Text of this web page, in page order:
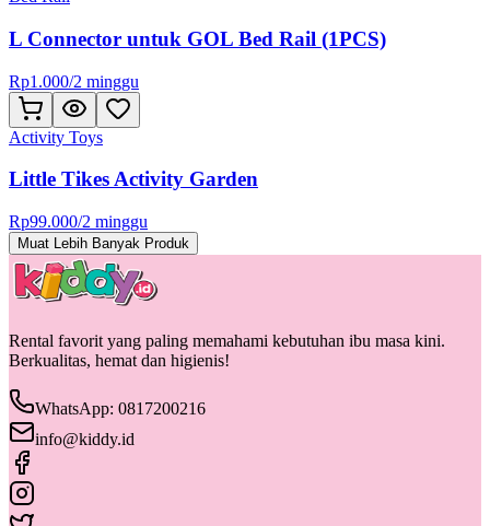
L Connector untuk GOL Bed Rail (1PCS)
Rp1.000/2 minggu
Activity Toys
Little Tikes Activity Garden
Rp99.000/2 minggu
Muat Lebih Banyak Produk
Rental favorit yang paling memahami kebutuhan ibu masa kini.
Berkualitas, hemat dan higienis!
WhatsApp: 0817200216
info@kiddy.id